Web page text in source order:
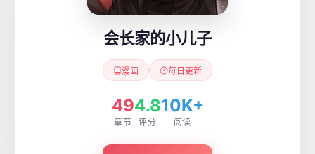
会长家的小儿子
漫画 每日更新
49
章节
4.8
评分
10K+
阅读